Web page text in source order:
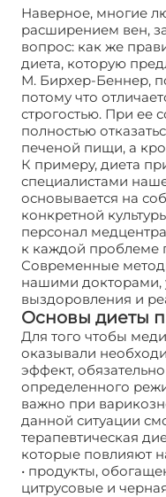
Наверное, многие
расширением вен,
вопрос: как же
диета, которую
М. Бирхер-Беннер,
потому что
строгостью. При ее
полностью
печеной пищи, а
К примеру, диета
специалистами
основывается на
конкретной
персонал
к каждой проблеме
Современные
нашими докторами,
выздоровления и
Основы диеты
Для того чтобы
оказывали
эффект,
определенного
важно при
данной ситуации
терапевтическая
которые повлияют
• продукты,
цитрусовые и